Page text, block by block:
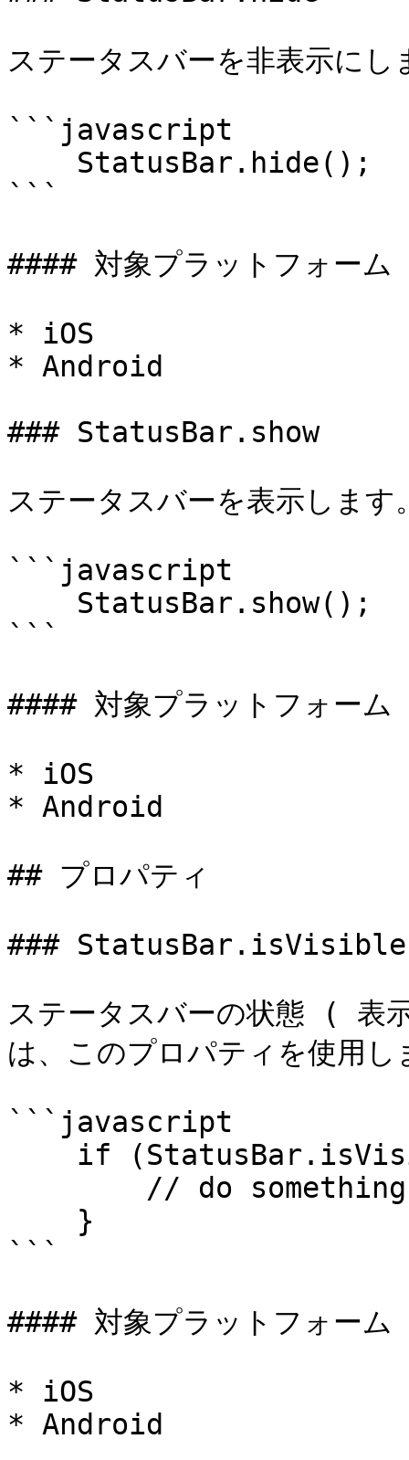
ステータスバーを非表示にし
```javascript
```
#### 対象プラットフォーム
* iOS
* Android
### StatusBar.show
ステータスバーを表示します
```javascript
```
#### 対象プラットフォーム
* iOS
* Android
## プロパティ
### StatusBar.isVisible
ステータスバーの状態 ( 表
は、このプロパティを使用し
```javascript
```
#### 対象プラットフォーム
* iOS
* Android